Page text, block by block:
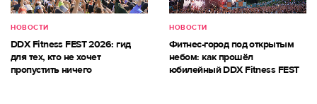
НОВОСТИ
DDX Fitness FEST 2026: гид
для тех, кто не хочет
пропустить ничего
НОВОСТИ
Фитнес-город под открытым
небом: как прошёл
юбилейный DDX Fitness FEST